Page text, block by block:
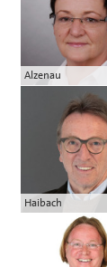
Alzenau
Haibach